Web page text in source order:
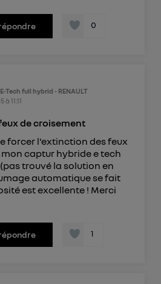
0
Tech full hybrid - RENAULT
à 11:11
de croisement
forcer l'extinction des feux
captur hybride e tech
trouvé la solution en
automatique se fait
est excellente ! Merci
1